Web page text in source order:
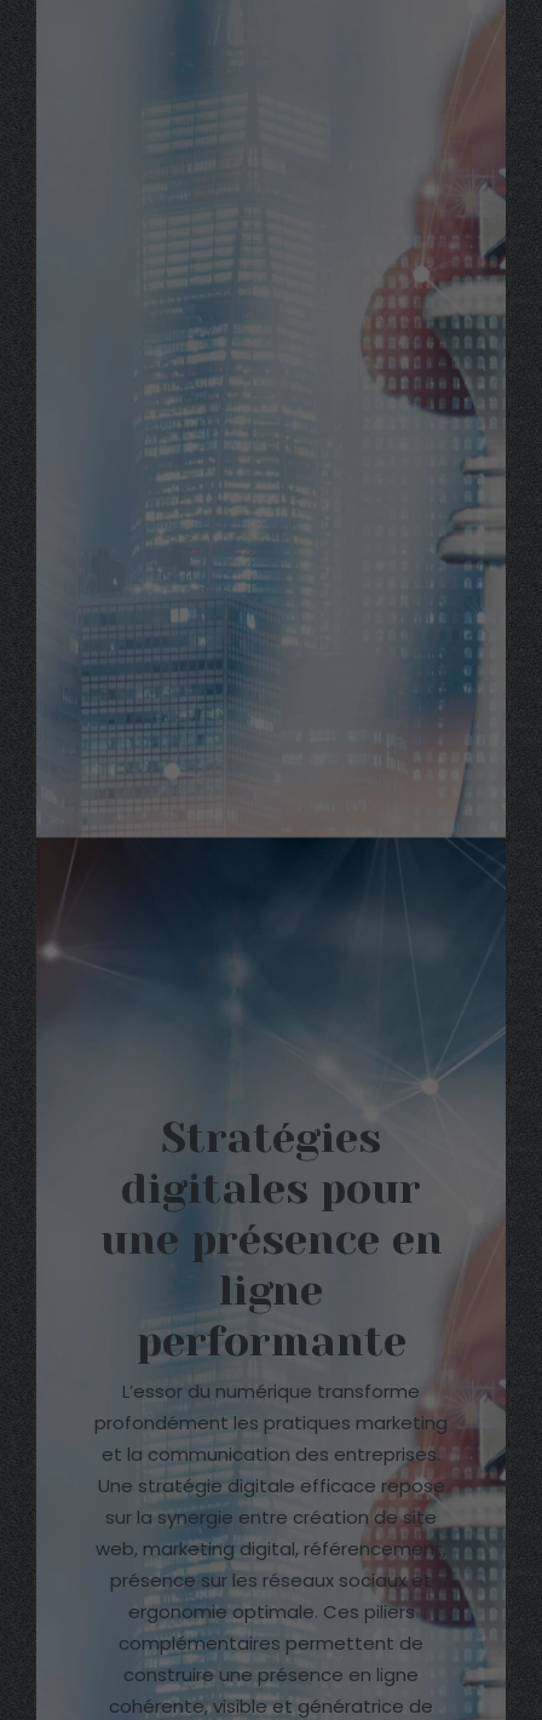
Stratégies
digitales pour
une présence en
ligne
performante
L’essor du numérique transforme
profondément les pratiques marketing
et la communication des entreprises.
Une stratégie digitale efficace repose
sur la synergie entre création de site
web, marketing digital, référencement,
présence sur les réseaux sociaux et
ergonomie optimale. Ces piliers
complémentaires permettent de
construire une présence en ligne
cohérente, visible et génératrice de